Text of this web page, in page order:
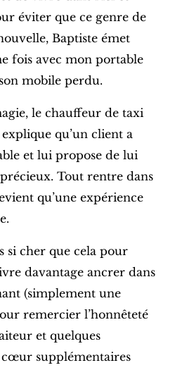
éviter que ce genre de
Baptiste émet
fois avec mon portable
mobile perdu.
le chauffeur de taxi
qu’un client a
et lui propose de lui
Tout rentre dans
qu’une expérience
si cher que cela pour
davantage ancrer dans
(simplement une
remercier l’honnêteté
et quelques
cœur supplémentaires